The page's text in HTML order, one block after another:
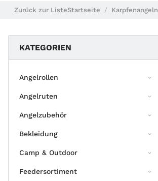
Zurück zur ListeStartseite Karpfenangeln
KATEGORIEN
Angelrollen
Angelruten
Angelzubehör
Bekleidung
Camp & Outdoor
Feedersortiment